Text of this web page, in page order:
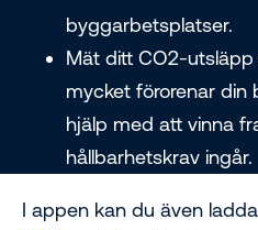
byggarbetsplatser.
Mät ditt CO2-utsläpp
mycket förorenar din
hjälp med att vinna
hållbarhetskrav ingår.
I appen kan du även